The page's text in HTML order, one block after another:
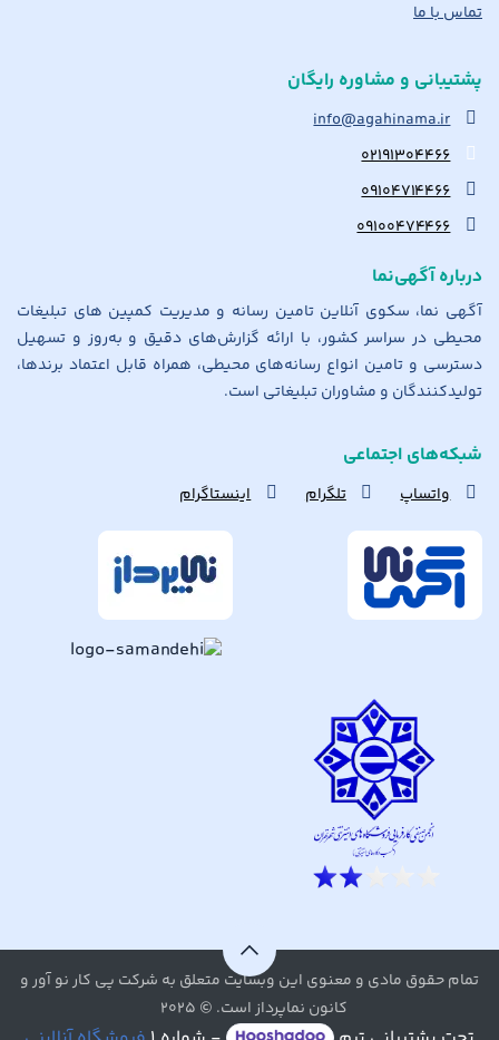
تماس با ما
پشتیبانی و مشاوره رایگان
info@agahinama.ir
۰۲۱۹۱۳۰۴۴۶۶
۰۹۱۰۴۷۱۴۴۶۶
۰۹۱۰۰۴۷۴۴۶۶
درباره آگهی‌نما
آگهی نما، سکوی آنلاین تامین رسانه و مدیریت کمپین های تبلیغات
محیطی در سراسر کشور، با ارائه گزارش‌های دقیق و به‌روز و تسهیل
دسترسی و تامین انواع رسانه‌های محیطی، همراه قابل اعتماد برندها،
تولیدکنندگان و مشاوران تبلیغاتی است.
شبکه‌های اجتماعی
واتساپ تلگرام اینستاگرام
تمام حقوق مادی و معنوی این وبسایت متعلق به شرکت پی کار نو آور و
کانون نماپرداز است. © ۲۰۲۵